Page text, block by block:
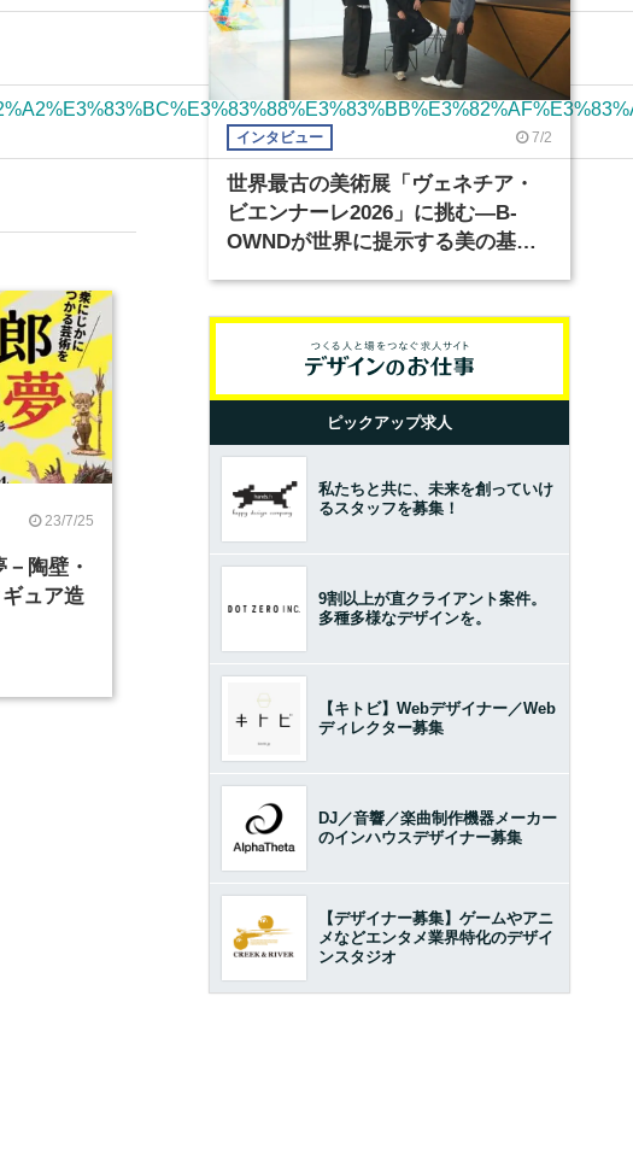
23/7/25
陶壁・
ュア造
インタビュー 7/2
世界最古の美術展「ヴェネチア・
ビエンナーレ2026」に挑む―B-
OWNDが世界に提示する美の基準
ピックアップ求人
私たちと共に、未来を創っていけ
るスタッフを募集！
9割以上が直クライアント案件。
多種多様なデザインを。
【キトビ】Webデザイナー／Web
ディレクター募集
DJ／音響／楽曲制作機器メーカー
のインハウスデザイナー募集
【デザイナー募集】ゲームやアニ
メなどエンタメ業界特化のデザイ
ンスタジオ